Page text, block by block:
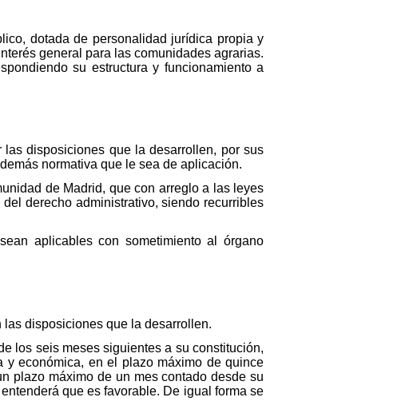
dotada de personalidad jurídica propia y
general para las comunidades agrarias.
su estructura y funcionamiento a
disposiciones que la desarrollen, por sus
normativa que le sea de aplicación.
de Madrid, que con arreglo a las leyes
derecho administrativo, siendo recurribles
aplicables con sometimiento al órgano
las disposiciones que la desarrollen.
los seis meses siguientes a su constitución,
y económica, en el plazo máximo de quince
plazo máximo de un mes contado desde su
que es favorable. De igual forma se